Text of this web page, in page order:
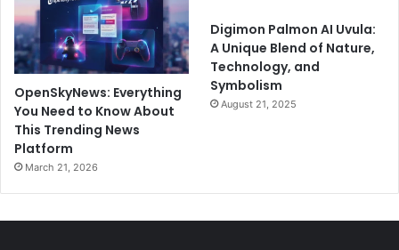
OpenSkyNews: Everything
You Need to Know About
This Trending News
Platform
March 21, 2026
Digimon Palmon AI Uvula:
A Unique Blend of Nature,
Technology, and
Symbolism
August 21, 2025